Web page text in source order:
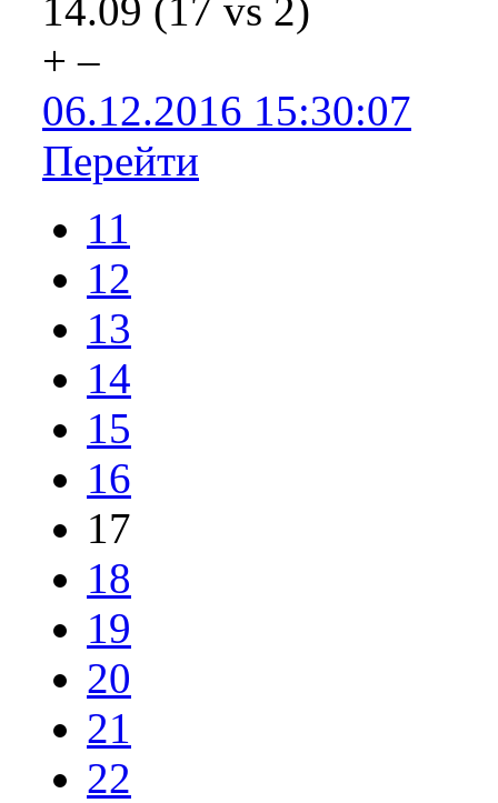
14.09 (17 vs 2)
+ –
06.12.2016 15:30:07
Перейти
11
12
13
14
15
16
17
18
19
20
21
22